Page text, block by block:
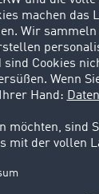
nur die